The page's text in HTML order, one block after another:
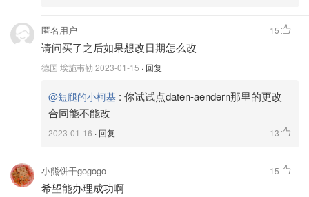
匿名用户
请问买了之后如果想改日期怎么改
德国 埃施韦勒 2023-01-15 · 回复
15
@短腿的小柯基 : 你试试点daten-aendern那里的更改
合同能不能改
2023-01-16 · 回复 13
小熊饼干gogogo
希望能办理成功啊
15